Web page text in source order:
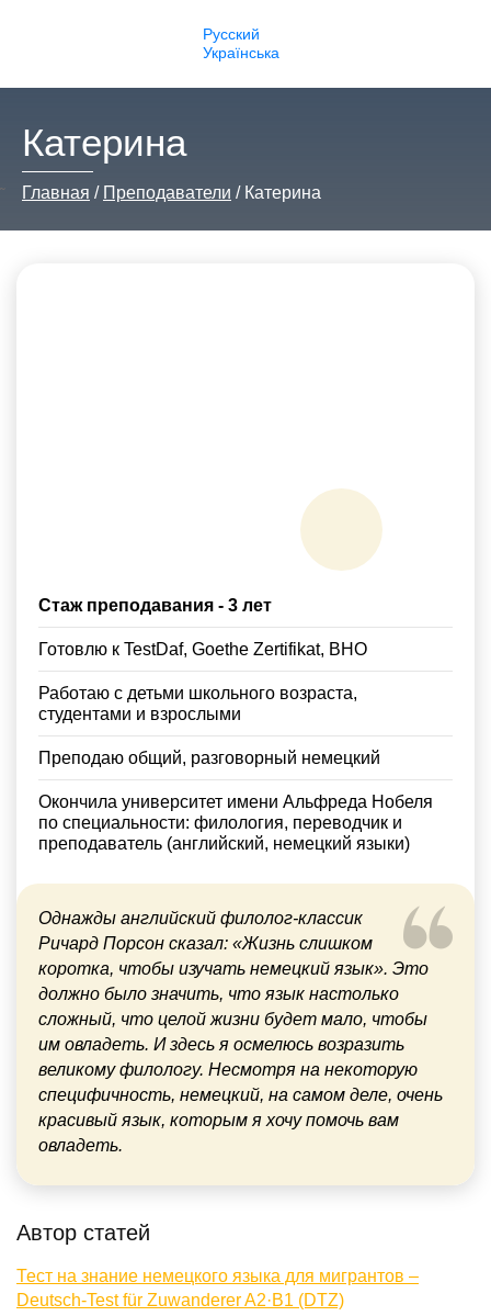
Русский
Українська
˜
Катерина
Главная Преподаватели Катерина
Стаж преподавания - 3 лет
Готовлю к TestDaf, Goethe Zertifikat, ВНО
Работаю с детьми школьного возраста,
студентами и взрослыми
Преподаю общий, разговорный немецкий
Окончила университет имени Альфреда Нобеля
по специальности: филология, переводчик и
преподаватель (английский, немецкий языки)
Однажды английский филолог-классик
Ричард Порсон сказал: «Жизнь слишком
коротка, чтобы изучать немецкий язык». Это
должно было значить, что язык настолько
сложный, что целой жизни будет мало, чтобы
им овладеть. И здесь я осмелюсь возразить
великому филологу. Несмотря на некоторую
специфичность, немецкий, на самом деле, очень
красивый язык, которым я хочу помочь вам
овладеть.
Автор статей
Тест на знание немецкого языка для мигрантов –
Deutsch-Test für Zuwanderer A2·B1 (DTZ)